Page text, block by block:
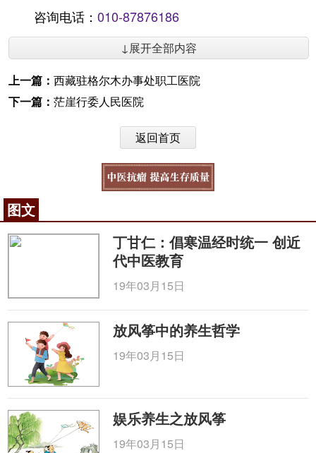
咨询电话： 010-87876186
↓展开全部内容
上一篇： 西藏驻格尔木办事处职工医院
下一篇： 茫崖行委人民医院
返回首页
图文
丁甘仁：倡寒温经时统一 创近
代中医教育
19年03月15日
放风筝中的养生哲学
19年03月15日
娱乐养生之放风筝
19年03月15日